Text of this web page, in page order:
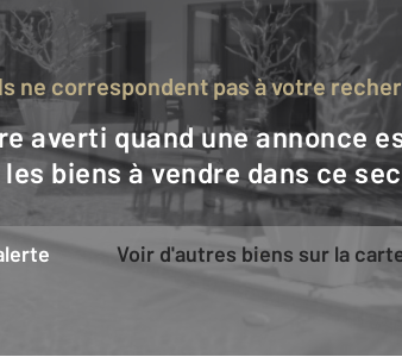
ne correspondent pas à votre
biens à vendre dans ce
Voir d'autres biens sur la